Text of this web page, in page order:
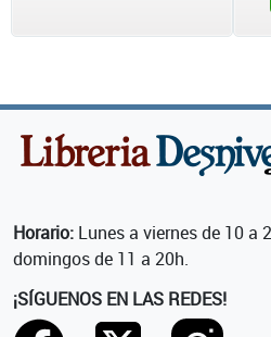
Horario: Lunes a viernes de 10 a
domingos de 11 a 20h.
¡SÍGUENOS EN LAS REDES!